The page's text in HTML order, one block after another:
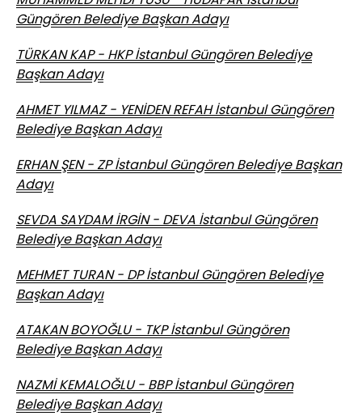
Güngören Belediye Başkan Adayı
TÜRKAN KAP - HKP İstanbul Güngören Belediye
Başkan Adayı
AHMET YILMAZ - YENİDEN REFAH İstanbul Güngören
Belediye Başkan Adayı
ERHAN ŞEN - ZP İstanbul Güngören Belediye Başkan
Adayı
SEVDA SAYDAM İRGİN - DEVA İstanbul Güngören
Belediye Başkan Adayı
MEHMET TURAN - DP İstanbul Güngören Belediye
Başkan Adayı
ATAKAN BOYOĞLU - TKP İstanbul Güngören
Belediye Başkan Adayı
NAZMİ KEMALOĞLU - BBP İstanbul Güngören
Belediye Başkan Adayı